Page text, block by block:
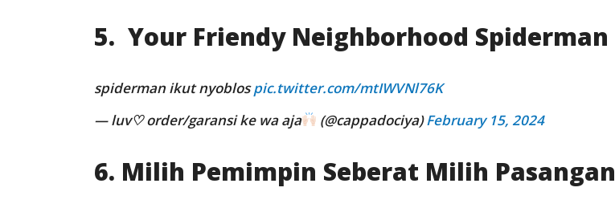
5. Your Friendy Neighborhood Spiderman
spiderman ikut nyoblospic.twitter.com/mtIWVNl76K
— luv♡ order/garansi ke wa aja
(@cappadociya)February 15, 2024
6. Milih Pemimpin Seberat Milih Pasangan